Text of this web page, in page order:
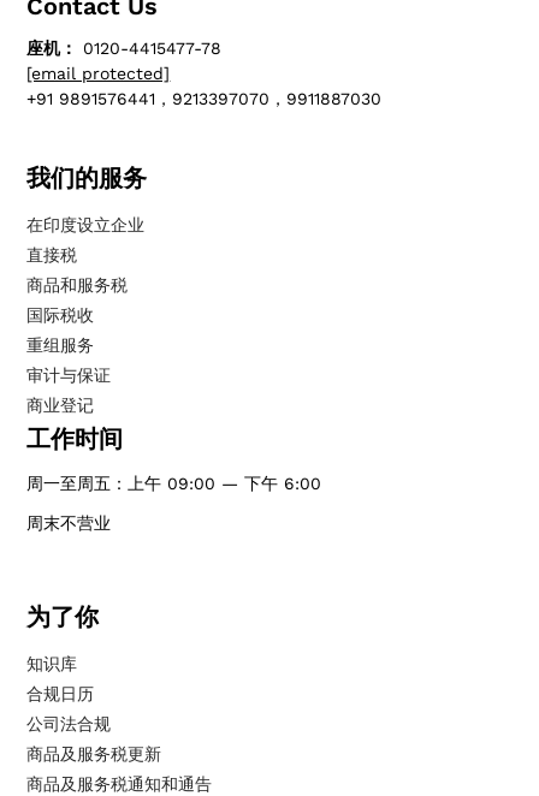
Contact Us
座机：
0120-4415477-78
[email protected]
+91 9891576441，9213397070，9911887030
我们的服务
在印度设立企业
直接税
商品和服务税
国际税收
重组服务
审计与保证
商业登记
工作时间
周一至周五：上午 09:00 — 下午 6:00
周末不营业
为了你
知识库
合规日历
公司法合规
商品及服务税更新
商品及服务税通知和通告